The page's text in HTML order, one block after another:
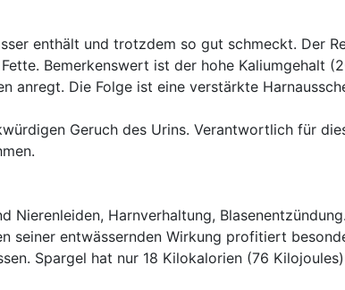
enthält und trotzdem so gut schmeckt. Der
Bemerkenswert ist der hohe Kaliumgehalt
anregt. Die Folge ist eine verstärkte
Geruch des Urins. Verantwortlich für
Nierenleiden, Harnverhaltung,
seiner entwässernden Wirkung profitiert
Spargel hat nur 18 Kilokalorien (76